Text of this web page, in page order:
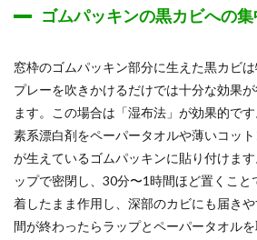
ゴムパッキンの黒カビへの
窓枠のゴムパッキン部分に生えた黒カビ
プレーを吹きかけるだけでは十分な効果
ます。この場合は「湿布法」が効果的で
素系漂白剤をペーパータオルや薄いコッ
が生えているゴムパッキンに貼り付けま
ップで密閉し、30分〜1時間ほど置くこ
着したまま作用し、深部のカビにも届き
間が終わったらラップとペーパータオル